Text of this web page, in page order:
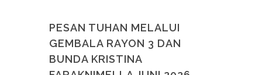
PESAN TUHAN MELALUI
GEMBALA RAYON 3 DAN
BUNDA KRISTINA